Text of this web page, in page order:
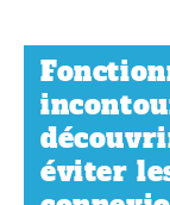
éviter